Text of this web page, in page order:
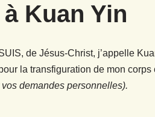
Kuan Yin
de Jésus-Christ, j’appelle
la transfiguration de mon
demandes personnelles).